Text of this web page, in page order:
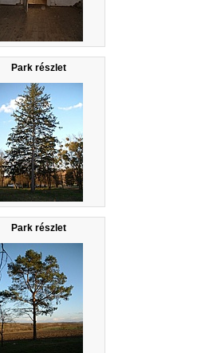
Park részlet
Park részlet